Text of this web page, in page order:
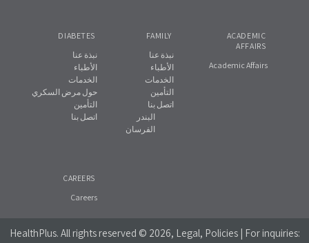
DIABETES
نبذة عنا
الأطباء
الخدمات
حول مرض السكري
التأمين
اتصل بنا
FAMILY
نبذة عنا
الأطباء
الخدمات
التأمين
اتصل بنا
البندر
الفرسان
ACADEMIC
AFFAIRS
Academic Affairs
CAREERS
Careers
HealthPlus. All rights reserved © 2026, Legal, Policies | For inquiries: